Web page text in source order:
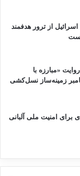
اسرائیل از ترور هدفمند
«مبارزه با
پس از ۱۱ سپتامبر زمینه‌ساز نسل‌کشی
برای امنیت ملی آلبانی